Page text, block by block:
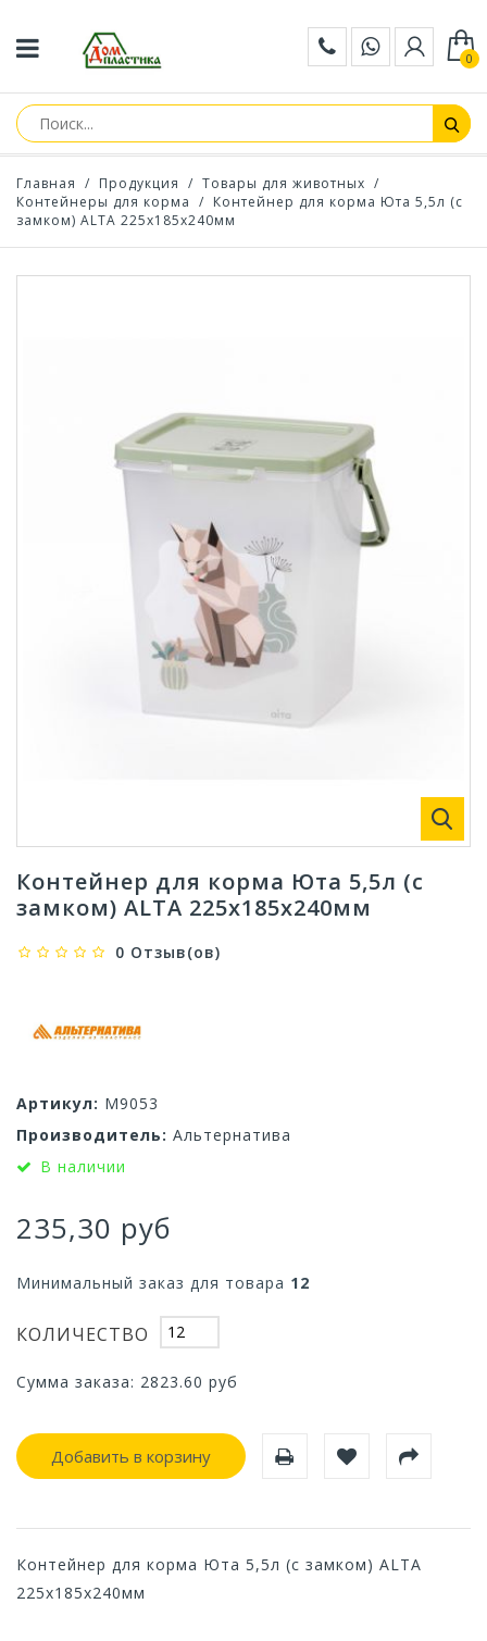
0
Главная / Продукция / Товары для животных /
Контейнеры для корма / Контейнер для корма Юта 5,5л (с
замком) ALTA 225х185х240мм
Контейнер для корма Юта 5,5л (с
замком) ALTA 225х185х240мм
0 Отзыв(ов)
Артикул: М9053
Производитель: Альтернатива
В наличии
235,30 руб
Минимальный заказ для товара 12
КОЛИЧЕСТВО
Сумма заказа: 2823.60 руб
Добавить в корзину
Контейнер для корма Юта 5,5л (с замком) ALTA
225х185х240мм